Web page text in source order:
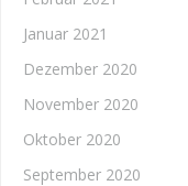
Januar 2021
Dezember 2020
November 2020
Oktober 2020
September 2020